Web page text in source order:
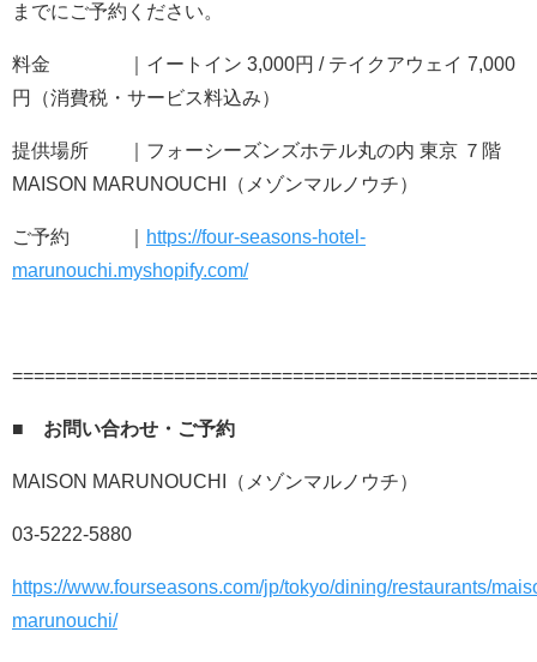
までにご予約ください。
料金 ｜イートイン 3,000円 / テイクアウェイ 7,000
円（消費税・サービス料込み）
提供場所 ｜フォーシーズンズホテル丸の内 東京 ７階
MAISON MARUNOUCHI（メゾンマルノウチ）
ご予約 ｜
https://four-seasons-hotel-
marunouchi.myshopify.com/
■ お問い合わせ・ご予約
MAISON MARUNOUCHI（メゾンマルノウチ）
03-5222-5880
https://www.fourseasons.com/jp/tokyo/dining/restaurants/
marunouchi/